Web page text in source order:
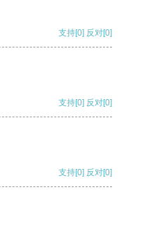
支持[0] 反对[0]
支持[0] 反对[0]
支持[0] 反对[0]